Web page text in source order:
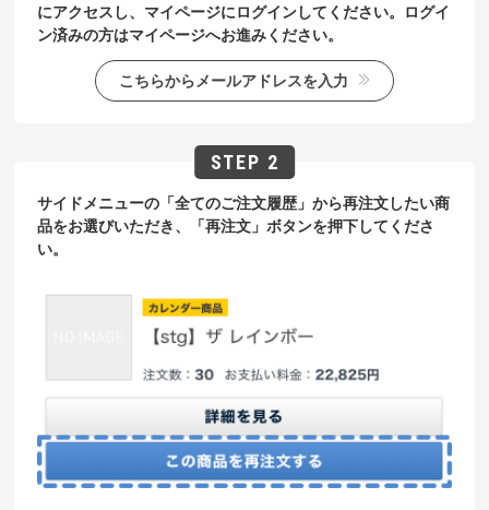
にアクセスし、マイページにログインしてください。ログイ
ン済みの方はマイページへお進みください。
こちらからメールアドレスを入力
サイドメニューの「全てのご注文履歴」から再注文したい商
品をお選びいただき、「再注文」ボタンを押下してくださ
い。